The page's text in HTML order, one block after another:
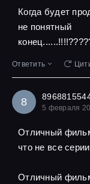
Когда будет
не понятный
Ответить
8
5 февраля
Отличный
что не все
Отличный